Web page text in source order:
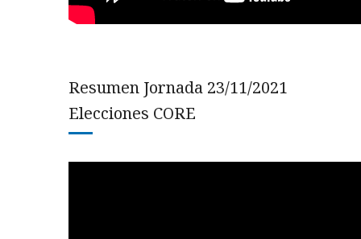
Resumen Jornada 23/11/2021
Elecciones CORE